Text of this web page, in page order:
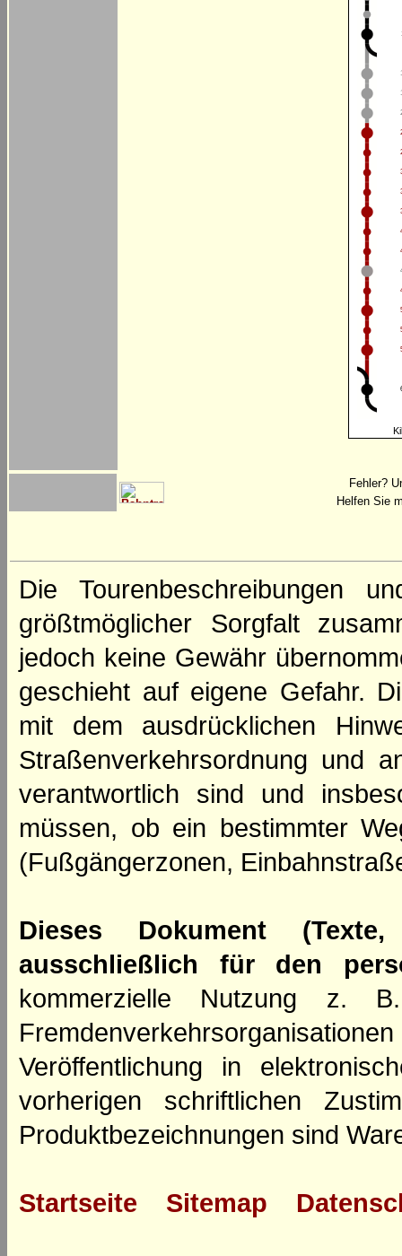
Fehler?
Helfen Sie
Die Tourenbeschreibungen
größtmöglicher Sorgfalt
jedoch keine Gewähr
geschieht auf eigene Gefahr.
mit dem ausdrücklichen
Straßenverkehrsordnung und
verantwortlich sind und
müssen, ob ein bestimmter
(Fußgängerzonen,
Dieses Dokument
ausschließlich für den
kommerzielle Nutzung z.
Veröffentlichung in
vorherigen schriftlichen
Produktbezeichnungen sind
Startseite Sitemap